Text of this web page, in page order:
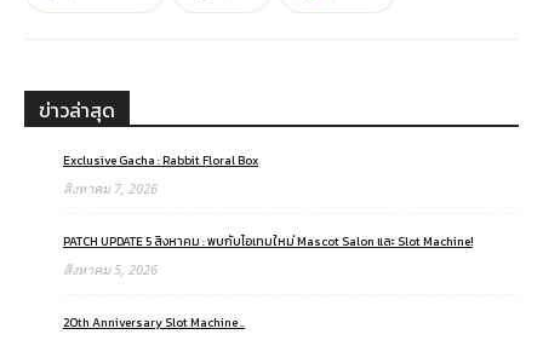
ข่าวล่าสุด
Exclusive Gacha : Rabbit Floral Box
สิงหาคม 7, 2026
PATCH UPDATE 5 สิงหาคม : พบกับไอเทมใหม่ Mascot Salon และ Slot Machine!
สิงหาคม 5, 2026
20th Anniversary Slot Machine ..